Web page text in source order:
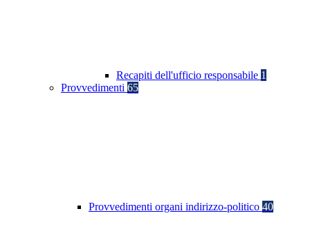
Recapiti dell'ufficio responsabile 1
Provvedimenti 65
Provvedimenti organi indirizzo-politico 40